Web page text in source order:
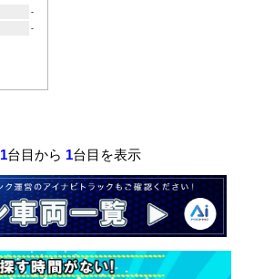
-
-
1台目から 1台目を表示